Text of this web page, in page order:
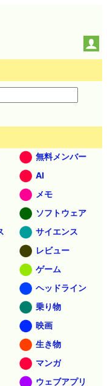
無料メンバー
AI
メモ
ソフトウェア
サイエンス
レビュー
ゲーム
ヘッドライン
乗り物
映画
生き物
マンガ
ウェブアプリ